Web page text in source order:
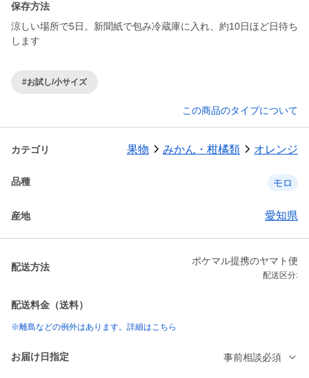
保存方法
涼しい場所で5日。新聞紙で包み冷蔵庫に入れ、約10日ほど日待ち
します
#お試し/小サイズ
この商品のタイプについて
カテゴリ 果物 みかん・柑橘類 オレンジ
品種 モロ
産地 愛知県
配送方法
ポケマル提携のヤマト便
配送区分:
配送料金（送料）
※離島などの例外はあります。詳細はこちら
お届け日指定 事前相談必須